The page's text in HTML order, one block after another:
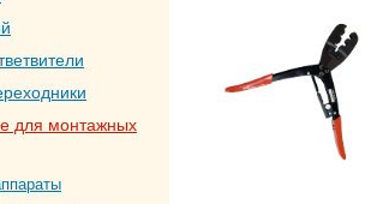
для монтажных